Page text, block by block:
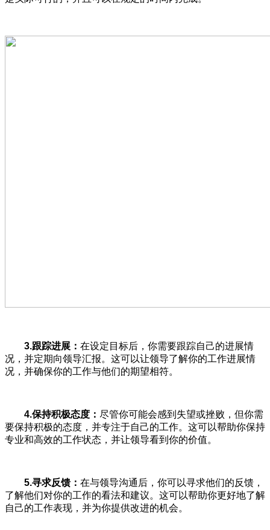
3.跟踪进展： 在设定目标后，你需要跟踪自己的进展情
况，并定期向领导汇报。这可以让领导了解你的工作进展情
况，并确保你的工作与他们的期望相符。
4.保持积极态度： 尽管你可能会感到失望或挫败，但你需
要保持积极的态度，并专注于自己的工作。这可以帮助你保持
专业和高效的工作状态，并让领导看到你的价值。
5.寻求反馈： 在与领导沟通后，你可以寻求他们的反馈，
了解他们对你的工作的看法和建议。这可以帮助你更好地了解
自己的工作表现，并为你提供改进的机会。